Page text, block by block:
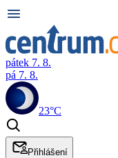
pátek 7. 8.
pá 7. 8.
23°C
Přihlášení